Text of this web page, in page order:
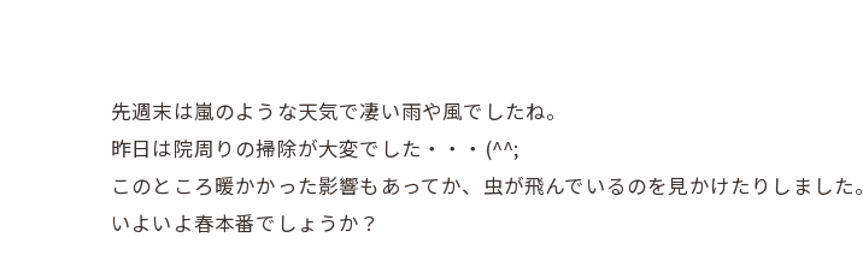
先週末は嵐のような天気で凄い雨や風でしたね。
昨日は院周りの掃除が大変でした・・・(^^;
このところ暖かかった影響もあってか、虫が飛んでいるのを見かけたりしました。
いよいよ春本番でしょうか？